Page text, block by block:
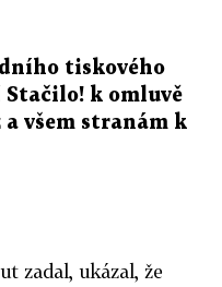
tiskového
k omluvě
všem stranám k
zadal, ukázal, že